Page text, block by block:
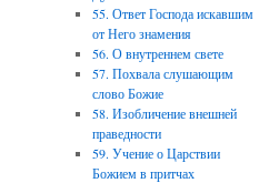
55. Ответ Господа искавшим
от Него знамения
56. О внутреннем свете
57. Похвала слушающим
слово Божие
58. Изобличение внешней
праведности
59. Учение о Царствии
Божием в притчах